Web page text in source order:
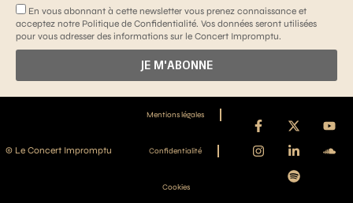
En vous abonnant à cette newsletter vous prenez connaissance et
acceptez notre Politique de Confidentialité. Vos données seront utilisées
pour vous adresser des informations sur le Concert Impromptu.
JE M'ABONNE
© Le Concert Impromptu
Mentions légales
Confidentialité
Cookies